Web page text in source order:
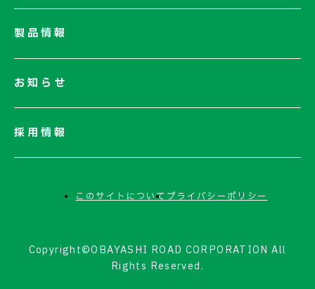
電子公告
製品情報
お知らせ
採用情報
このサイトについてプライバシーポリシー
Copyright©OBAYASHI ROAD CORPORATION All
Rights Reserved.